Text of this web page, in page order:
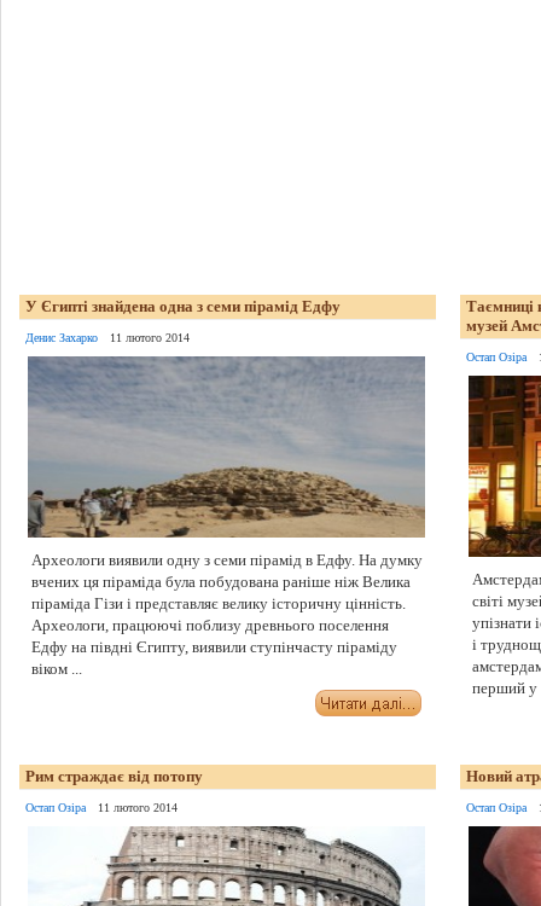
У Єгипті знайдена одна з семи пірамід Едфу
Денис Захарко 11 лютого 2014
Археологи виявили одну з семи пірамід в Едфу. На думку
вчених ця піраміда була побудована раніше ніж Велика
піраміда Гізи і представляє велику історичну цінність.
Археологи, працюючі поблизу древнього поселення
Едфу на півдні Єгипту, виявили ступінчасту піраміду
віком ...
Таємниці
музей
Остап Озіра
світі
упізнати
і
перший у
Рим страждає від потопу
Остап Озіра 11 лютого 2014
Новий
Остап Озіра